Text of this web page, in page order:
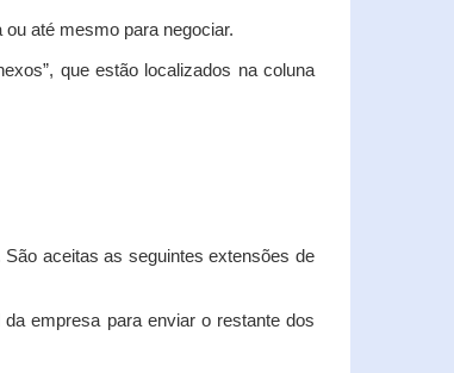
até mesmo para negociar.
que estão localizados na coluna
aceitas as seguintes extensões de
empresa para enviar o restante dos